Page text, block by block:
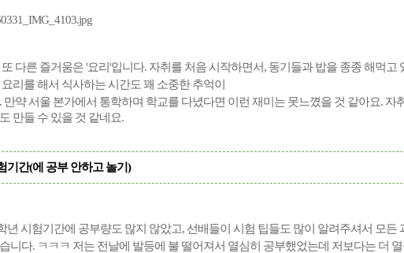
다른 즐거움은 '요리'입니다. 자취를 처음시작하면서, 동기들과 밥을 종종해먹고
리를 해서 식사하는 시간도 꽤 소중한 추억이
만약 서울 본가에서 통학하며 학교를 다녔다면 이런 재미는 못느꼈을 것 같아요. 자
만들 수 있을 것 같네요.
기간(에 공부 안하고 놀기)
년 시험기간에 공부량도 많지 않았고, 선배들이 시험 팁들도 많이 알려주셔서 모든
니다. ㅋㅋㅋ 저는 전날에 발등에 불 떨어져서 열심히 공부했었는데 저보다는 더